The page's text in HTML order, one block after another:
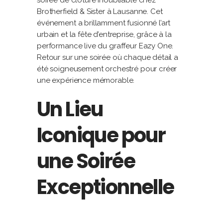
Brotherfield & Sister à Lausanne. Cet
événement a brillamment fusionné l’art
urbain et la fête d’entreprise, grâce à la
performance live du graffeur Eazy One.
Retour sur une soirée où chaque détail a
été soigneusement orchestré pour créer
une expérience mémorable.
Un Lieu
Iconique pour
une Soirée
Exceptionnelle